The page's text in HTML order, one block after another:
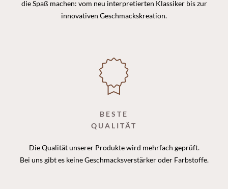
die Spaß machen: vom neu interpretierten Klassiker bis zur
innovativen Geschmackskreation.
BESTE
QUALITÄT
Die Qualität unserer Produkte wird mehrfach geprüft.
Bei uns gibt es keine Geschmacksverstärker oder Farbstoffe.